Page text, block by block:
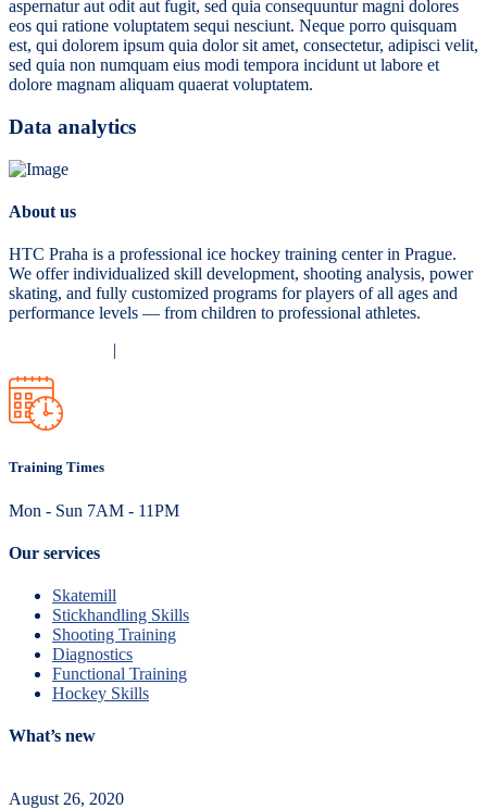
aspernatur aut odit aut fugit, sed quia consequuntur magni dolores
eos qui ratione voluptatem sequi nesciunt. Neque porro quisquam
est, qui dolorem ipsum quia dolor sit amet, consectetur, adipisci velit,
sed quia non numquam eius modi tempora incidunt ut labore et
dolore magnam aliquam quaerat voluptatem.
Data analytics
About us
HTC Praha is a professional ice hockey training center in Prague.
We offer individualized skill development, shooting analysis, power
skating, and fully customized programs for players of all ages and
performance levels — from children to professional athletes.
|
Training Times
Mon - Sun 7AM - 11PM
Our services
Skatemill
Stickhandling Skills
Shooting Training
Diagnostics
Functional Training
Hockey Skills
What’s new
August 26, 2020